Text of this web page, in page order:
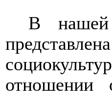
В нашей
отношении